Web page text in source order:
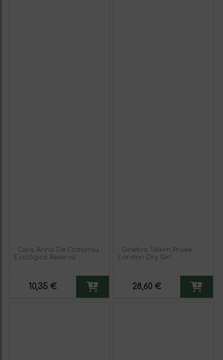
' Cava Anna De Codorniu
Ecológico Reserva'
10,35 €
' Ginebra Sikkim Privee
London Dry Gin'
28,60 €